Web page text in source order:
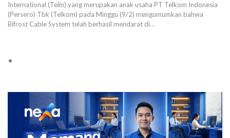
International (Telin) yang merupakan anak usaha PT Telkom Indonesia
(Persero) Tbk (Telkom) pada Minggu (9/2) mengumumkan bahwa
Bifrost Cable System telah berhasil mendarat di…